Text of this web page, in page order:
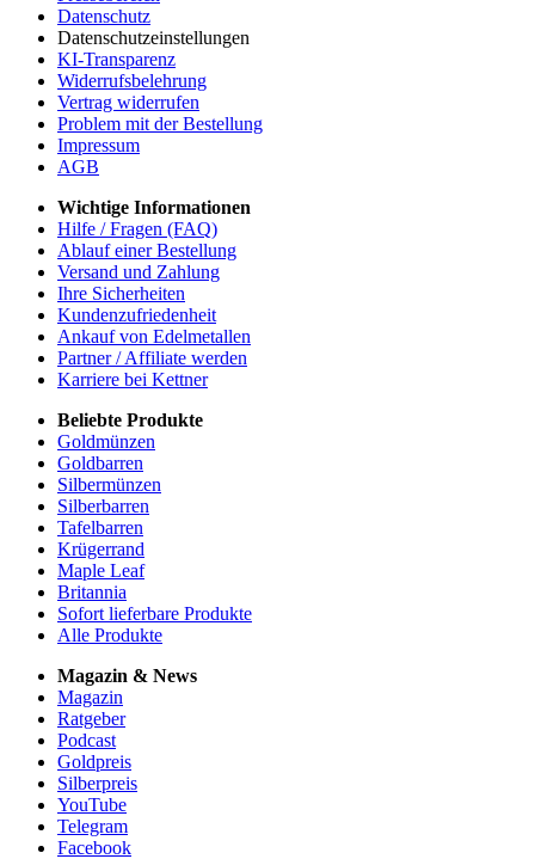
Datenschutz
Datenschutzeinstellungen
KI-Transparenz
Widerrufsbelehrung
Vertrag widerrufen
Problem mit der Bestellung
Impressum
AGB
Wichtige Informationen
Hilfe / Fragen (FAQ)
Ablauf einer Bestellung
Versand und Zahlung
Ihre Sicherheiten
Kundenzufriedenheit
Ankauf von Edelmetallen
Partner / Affiliate werden
Karriere bei Kettner
Beliebte Produkte
Goldmünzen
Goldbarren
Silbermünzen
Silberbarren
Tafelbarren
Krügerrand
Maple Leaf
Britannia
Sofort lieferbare Produkte
Alle Produkte
Magazin & News
Magazin
Ratgeber
Podcast
Goldpreis
Silberpreis
YouTube
Telegram
Facebook